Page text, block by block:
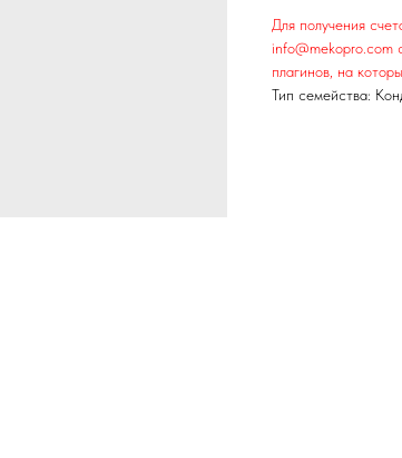
Для получения
info@mekopro.com
плагинов, на
Тип семейства: